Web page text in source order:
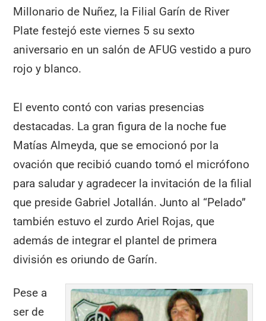
Millonario de Nuñez, la Filial Garín de River
Plate festejó este viernes 5 su sexto
aniversario en un salón de AFUG vestido a puro
rojo y blanco.
El evento contó con varias presencias
destacadas. La gran figura de la noche fue
Matías Almeyda, que se emocionó por la
ovación que recibió cuando tomó el micrófono
para saludar y agradecer la invitación de la filial
que preside Gabriel Jotallán. Junto al “Pelado”
también estuvo el zurdo Ariel Rojas, que
además de integrar el plantel de primera
división es oriundo de Garín.
Pese a
ser de